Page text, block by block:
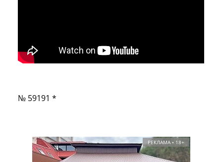
№ 59191 *
РЕКЛАМА • 18+